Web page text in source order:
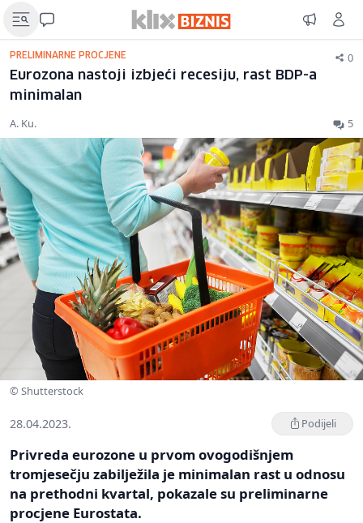
PRELIMINARNE PROCJENE 0
Eurozona nastoji izbjeći recesiju, rast BDP-a
minimalan
A. Ku. 5
© Shutterstock
28.04.2023. Podijeli
Privreda eurozone u prvom ovogodišnjem
tromjesečju zabilježila je minimalan rast u odnosu
na prethodni kvartal, pokazale su preliminarne
procjene Eurostata.